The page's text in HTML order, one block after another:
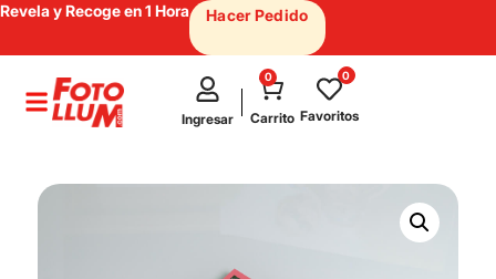
Revela y Recoge en 1 Hora Hacer Pedido
Ingresar
test
0
Carrito Favoritos
0